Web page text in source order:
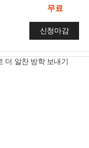
무료
신청마감